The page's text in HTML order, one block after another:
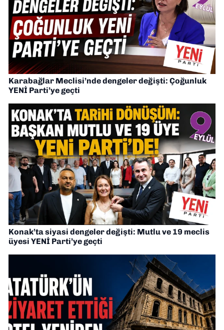
Karabağlar Meclisi’nde dengeler değişti: Çoğunluk
YENİ Parti’ye geçti
Konak’ta siyasi dengeler değişti: Mutlu ve 19 meclis
üyesi YENİ Parti’ye geçti